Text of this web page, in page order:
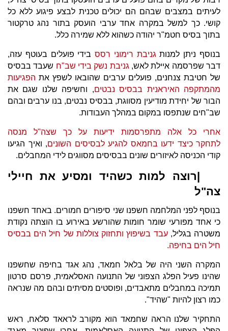
לעיתים במצבים שבהם הם יכולים טכנית לבצע פיגוע ללא כל
קושי. כך למשל במקרה אחד ערבי הועסק בתור נהג טרקטור
בתוך בסיס חטמ"ר יהודה כשהוא ללא שמירה כלל.
בנוסף ניתן למנות גניבת רימוני רססבידי פועלים בעוטף עזה,
דבר שפרסמה איילת לאש, גניבת נשק בידי שב"ח שעבד בבסיס
של חטיבת צנחנים, פועלים ערבים שהובאו לשפץ את הפגיעות
מהמתקפה האיראנית בבסיס נבטים, וחשיפה שלנו שגם את
הבור של יחידת מודיעין מסווגת, בבסיס נבטים, בנו ערבים ובהם
שב"חים שנתפסו במקום במהלך העבודות.
אחרי כל אלה מתפרסמות ידיעות על כך שצה"ל מנסה
לתחקר כיצד ידעו בחמאס להגיע לבסיסים השונים, ואיך הגיעו
קודי הכניסה לאיזורים שונים בבסיסים מסווגים לידי המחבלים.
|רוצה למות כשהיד ומסיע את חיילי
צה"ל
בנוסף לפני המלחמה חשפנו שני סיפורים חמורים. באחד חשפנו
כי אחד מפורעי שומר חומות שהורשע באירוע בו הוצתה נקודת
משטרה בגליל,עבד בשיפוץ ותחזוק צוללות של חיל הים בבסיס
חיל הים בחיפה.
המקרה השני היה של בלאל חמאד, נהג אגד בחיפה שחשפנו
שהינו פעיל הפלג הצפוני של התנועה האסלאמית, פרסם סרטון
תמיכה במחבלים מתאבדים, ופוסטים מסיתים ובהם מה שנראה
כמו רצון להיות "שהיד".
התחקיר שלנו הראה שחמאד הוא מקורב לראאד סלאח, ראש